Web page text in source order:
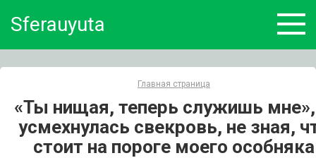
Sferauyuta
Главная страница
«Ты нищая, теперь служишь
усмехнулась свекровь, не зная,
стоит на пороге моего особняка